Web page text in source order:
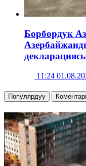
Борбордук
11:24
Популярдуу